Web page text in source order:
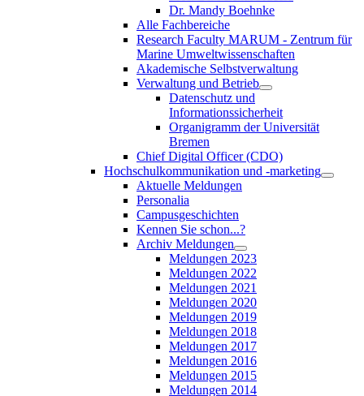
Dr. Mandy Boehnke
Alle Fachbereiche
Research Faculty MARUM - Zentrum für
Marine Umweltwissenschaften
Akademische Selbstverwaltung
Verwaltung und Betrieb
Datenschutz und
Informationssicherheit
Organigramm der Universität
Bremen
Chief Digital Officer (CDO)
Hochschulkommunikation und -marketing
Aktuelle Meldungen
Personalia
Campusgeschichten
Kennen Sie schon...?
Archiv Meldungen
Meldungen 2023
Meldungen 2022
Meldungen 2021
Meldungen 2020
Meldungen 2019
Meldungen 2018
Meldungen 2017
Meldungen 2016
Meldungen 2015
Meldungen 2014